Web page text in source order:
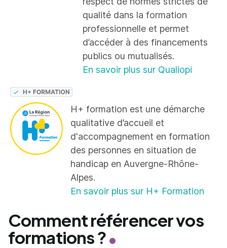
qualité dans la formation
professionnelle et permet
d’accéder à des financements
publics ou mutualisés.
En savoir plus sur Qualiopi
H+ formation est une démarche
qualitative d’accueil et
d'accompagnement en formation
des personnes en situation de
handicap en Auvergne-Rhône-
Alpes.
En savoir plus sur H+ Formation
Comment référencer vos
formations ?